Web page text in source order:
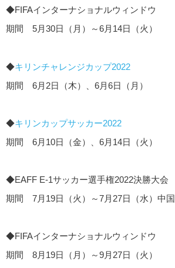
◆FIFAインターナショナルウィンドウ
期間 5月30日（月）～6月14日（火）
◆キリンチャレンジカップ2022
期間 6月2日（木）、6月6日（月）
◆キリンカップサッカー2022
期間 6月10日（金）、6月14日（火）
◆EAFF E-1サッカー選手権2022決勝大会
期間 7月19日（火）～7月27日（水）中国
◆FIFAインターナショナルウィンドウ
期間 8月19日（月）～9月27日（火）